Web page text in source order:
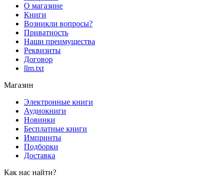
О магазине
Книги
Возникли вопросы?
Приватность
Наши преимущества
Реквизиты
Договор
llm.txt
Магазин
Электронные книги
Аудиокниги
Новинки
Бесплатные книги
Импринты
Подборки
Доставка
Как нас найти?